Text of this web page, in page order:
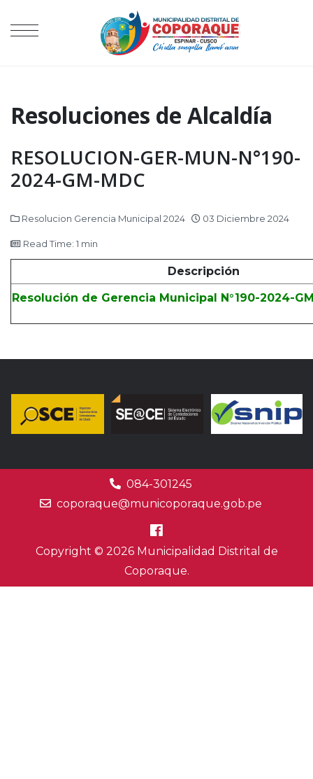
Resoluciones de Alcaldía
RESOLUCION-GER-MUN-N°190-
2024-GM-MDC
Resolucion Gerencia Municipal 2024 03 Diciembre 2024
Read Time: 1 min
Descripción
Resolución de Gerencia Municipal N°190-2024-
084-301245
coporaque@municoporaque.gob.pe
Copyright © 2026 Municipalidad Distrital de
Coporaque.